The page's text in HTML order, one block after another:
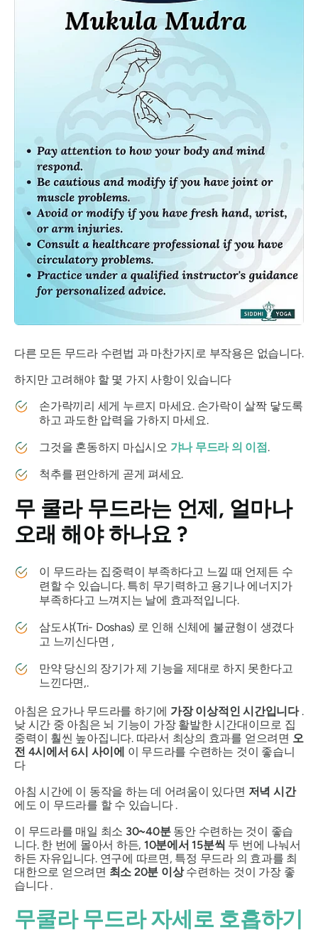
다른 모든 무드라수련법 과 마찬가지로 부작용은 없습니다.
하지만 고려해야 할 몇 가지 사항이 있습니다
손가락끼리 세게 누르지 마세요. 손가락이 살짝 닿도록
하고 과도한 압력을 가하지 마세요.
그것을 혼동하지 마십시오 갸나 무드라의 이점.
척추를 편안하게 곧게 펴세요.
무 쿨라 무드라는 언제, 얼마나
오래 해야 하나요 ?
이 무드라는 집중력이 부족하다고 느낄 때 언제든 수
련할 수 있습니다. 특히 무기력하고 용기나 에너지가
부족하다고 느껴지는 날에 효과적입니다.
삼도샤(Tri- Doshas) 로 인해 신체에 불균형이 생겼다
고 느끼신다면 ,
만약 당신의 장기가 제 기능을 제대로 하지 못한다고
느낀다면,.
아침은 요가나 무드라를 하기에 가장 이상적인 시간입니다.
낮 시간 중 아침은 뇌 기능이 가장 활발한 시간대이므로 집
중력이 훨씬 높아집니다. 따라서 최상의 효과를 얻으려면 오
전 4시에서 6시 사이에 이 무드라를 수련하는 것이 좋습니
다
아침 시간에 이 동작을 하는 데 어려움이 있다면 저녁 시간
에도 이 무드라를 할 수 있습니다 .
이 무드라를 매일 최소 30~40분동안 수련하는 것이 좋습
니다. 한 번에 몰아서 하든, 10분에서 15분씩 두 번에 나눠서
하든 자유입니다. 연구에 따르면, 특정 무드라 의 효과를 최
대한으로 얻으려면 최소 20분 이상수련하는 것이 가장 좋
습니다 .
무쿨라 무드라자세로 호흡하기